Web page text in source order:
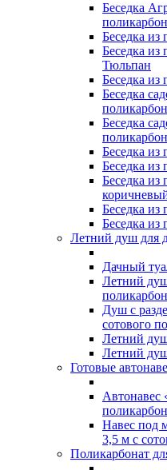
Беседка
Беседка из
Беседка из
Тюльпан
Беседка из
Беседка
Беседка
Беседка из
Беседка
Беседка из
Беседка из
Беседка из
Летний душ для
Дачный
Летний
Душ с
сотового
Летний
Летний
Готовые
Автонавес
Навес под
3,5 м с
Поликарбонат